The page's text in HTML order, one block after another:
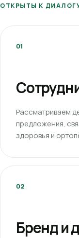
ОТКРЫТЫ К
01
Рассматриваем
предложения,
здоровья и
02
Бренд и